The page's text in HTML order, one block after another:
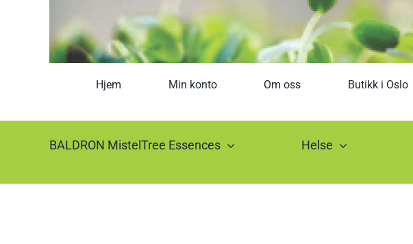
Hjem Min konto Om oss Butikk i Oslo
BALDRON MistelTree Essences Helse